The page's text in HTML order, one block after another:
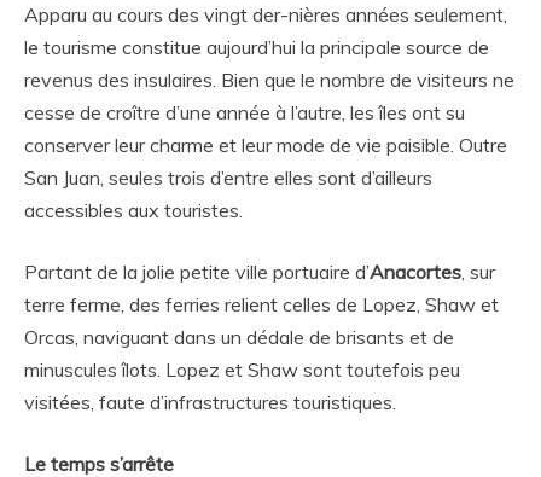
Apparu au cours des vingt der-nières années seulement,
le tourisme constitue aujourd’hui la principale source de
revenus des insulaires. Bien que le nombre de visiteurs ne
cesse de croître d’une année à l’autre, les îles ont su
conserver leur charme et leur mode de vie paisible. Outre
San Juan, seules trois d’entre elles sont d’ailleurs
accessibles aux touristes.
Partant de la jolie petite ville portuaire d’Anacortes , sur
terre ferme, des ferries relient celles de Lopez, Shaw et
Orcas, naviguant dans un dédale de brisants et de
minuscules îlots. Lopez et Shaw sont toutefois peu
visitées, faute d’infrastructures touristiques.
Le temps s’arrête